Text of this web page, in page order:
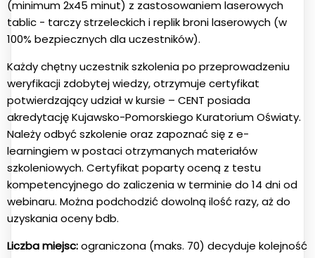
(minimum 2x45 minut) z zastosowaniem laserowych
tablic - tarczy strzeleckich i replik broni laserowych (w
100% bezpiecznych dla uczestników).
Każdy chętny uczestnik szkolenia po przeprowadzeniu
weryfikacji zdobytej wiedzy, otrzymuje certyfikat
potwierdzający udział w kursie – CENT posiada
akredytację Kujawsko-Pomorskiego Kuratorium Oświaty.
Należy odbyć szkolenie oraz zapoznać się z e-
learningiem w postaci otrzymanych materiałów
szkoleniowych. Certyfikat poparty oceną z testu
kompetencyjnego do zaliczenia w terminie do 14 dni od
webinaru. Można podchodzić dowolną ilość razy, aż do
uzyskania oceny bdb.
Liczba miejsc:ograniczona (maks. 70) decyduje kolejność